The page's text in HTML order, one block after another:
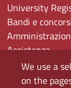
We use a
on the
University
Bandi e
Assistenza
Domande
Elenco dei siti